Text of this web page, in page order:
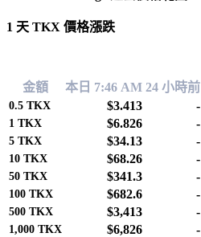
1 天 TKX 價格漲跌
金額 本日 7:46 AM 24 小時前
0.5 TKX $3.413 -
1 TKX $6.826 -
5 TKX $34.13 -
10 TKX $68.26 -
50 TKX $341.3 -
100 TKX $682.6 -
500 TKX $3,413 -
1,000 TKX $6,826 -